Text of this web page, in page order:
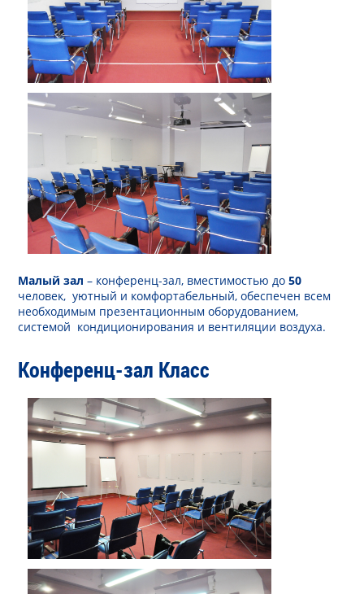
Малый зал – конференц-зал, вместимостью до50
человек, уютный и комфортабельный, обеспечен всем
необходимым презентационным оборудованием,
системой кондиционирования и вентиляции воздуха.
Конференц-зал Класс